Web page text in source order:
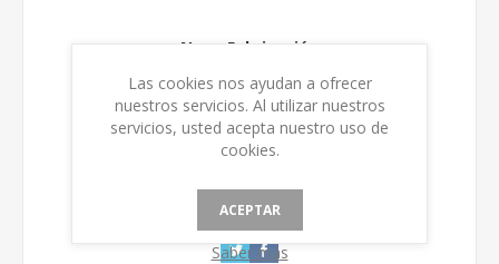
Num. Fabricación
Las cookies nos ayudan a ofrecer
nuestros servicios. Al utilizar nuestros
servicios, usted acepta nuestro uso de
cookies.
ACEPTAR
Saber más